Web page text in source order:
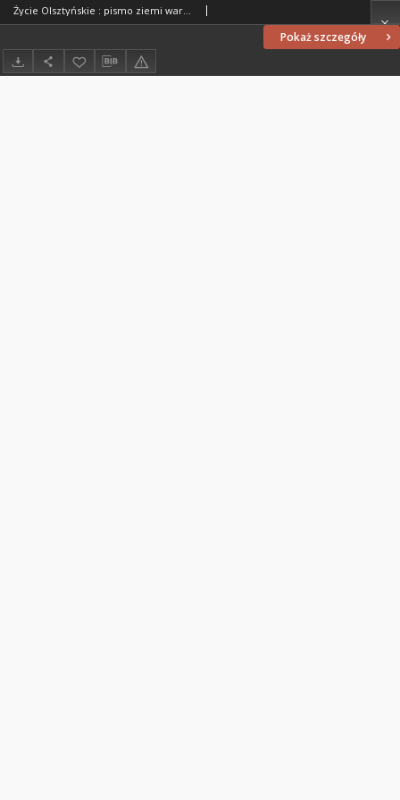
Pokaż szczegóły
Życie Olsztyńskie : pismo ziemi warmińsko-mazurskiej, 1947, nr 239